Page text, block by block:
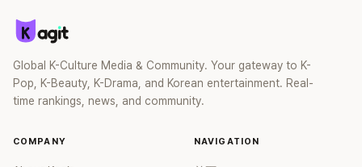
Global K-Culture Media & Community. Your gateway to K-
Pop, K-Beauty, K-Drama, and Korean entertainment. Real-
time rankings, news, and community.
COMPANY NAVIGATION